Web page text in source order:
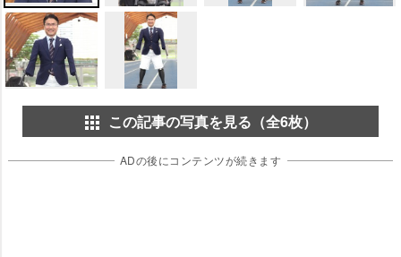
この記事の写真を見る（全6枚）
ADの後にコンテンツが続きます